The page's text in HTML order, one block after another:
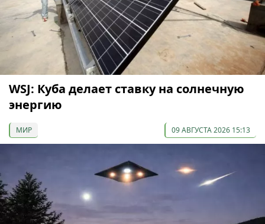
WSJ: Куба делает ставку на солнечную
энергию
МИР 09 АВГУСТА 2026 15:13